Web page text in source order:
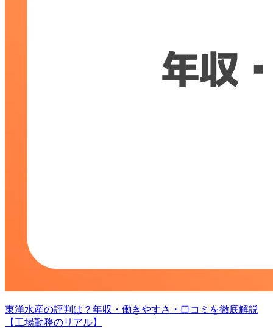
東洋水産の評判は？年収・働きやすさ・口コミを徹底解説
【工場勤務のリアル】